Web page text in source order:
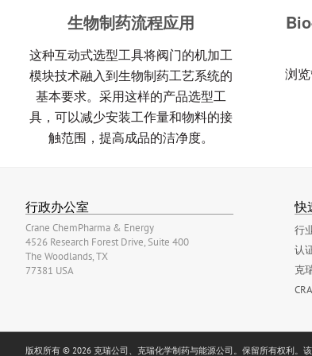
生物制药流程应用
这种互动式选型工具将阀门的机加工
模块技术融入到生物制药工艺系统的
基本要求。采用这样的产品选型工
具，可以减少安装工作量和物料的接
触范围，提高成品的洁净度。
浏
行政办公室
Crane ChemPharma & Energy
4526 Research Forest Drive, Suite 400
The Woodlands, TX
77381 USA
快
行
认
克
版权所有 © 2026 克瑞公司、克瑞化学制药与能源公司。保留所有权利。